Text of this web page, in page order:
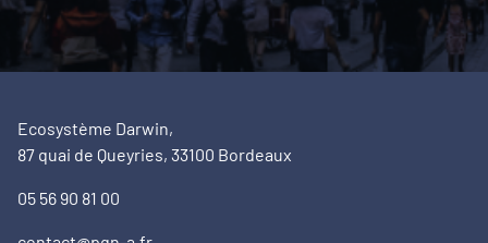
Ecosystème Darwin,
87 quai de Queyries, 33100 Bordeaux
05 56 90 81 00